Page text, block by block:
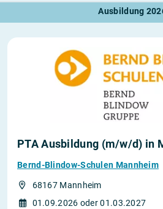
Ausbildung
PTA Ausbildung (m/w/d) in
Bernd-Blindow-Schulen Mannheim
68167 Mannheim
01.09.2026 oder 01.03.2027